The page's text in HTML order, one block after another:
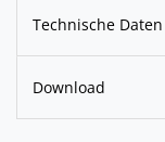
Technische Daten
Download